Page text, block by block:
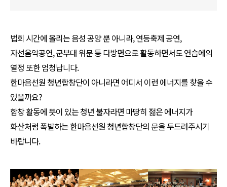
법회 시간에 올리는 음성 공양 뿐 아니라, 연등축제 공연,
자선음악공연, 군부대 위문 등 다방면으로 활동하면서도 연습에의
열정 또한 엄청납니다.
한마음선원 청년합창단이 아니라면 어디서 이런 에너지를 찾을 수
있을까요?
합창 활동에 뜻이 있는 청년 불자라면 마땅히 젊은 에너지가
화산처럼 폭발하는 한마음선원 청년합창단의 문을 두드려주시기
바랍니다.